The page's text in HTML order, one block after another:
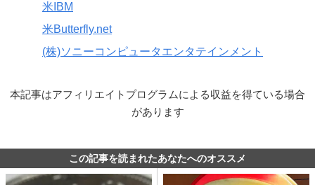
米IBM
米Butterfly.net
(株)ソニーコンピュータエンタテインメント
本記事はアフィリエイトプログラムによる収益を得ている場合
があります
この記事を読まれたあなたへのオススメ